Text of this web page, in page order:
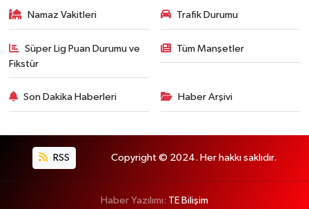
Namaz Vakitleri Trafik Durumu
Süper Lig Puan Durumu ve
Fikstür
Tüm Manşetler
Son Dakika Haberleri Haber Arşivi
RSS Copyright © 2024. Her hakkı saklıdır.
Haber Yazılımı: TE Bilişim